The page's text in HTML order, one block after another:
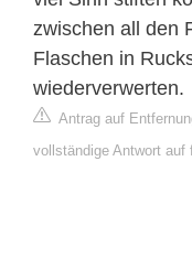
zwischen all den
Flaschen in
wiederverwerten.
Antrag auf
vollständige Antwort auf